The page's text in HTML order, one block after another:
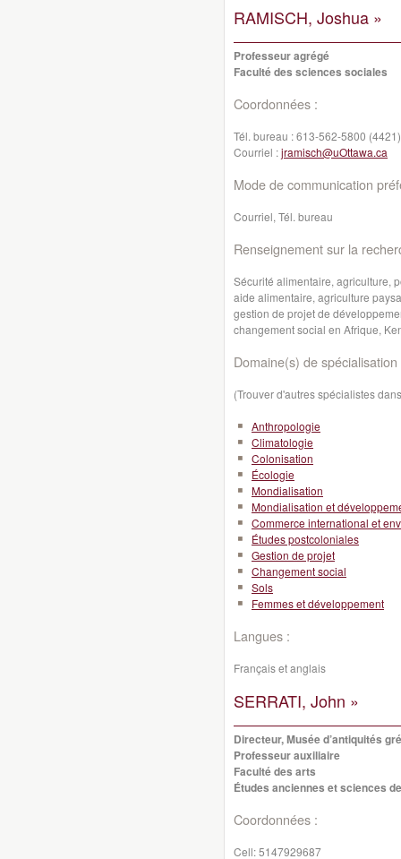
RAMISCH, Joshua »
Professeur agrégé
Faculté des sciences sociales
Coordonnées :
Tél. bureau :613-562-5800 (4421)
Courriel :jramisch@uOttawa.ca
Mode de communication
Courriel, Tél. bureau
Renseignement sur la
Sécurité alimentaire, agriculture,
aide alimentaire, agriculture
gestion de projet de
changement social en Afrique,
Domaine(s) de spécialisation
(Trouver d'autres spécialistes
Anthropologie
Climatologie
Colonisation
Écologie
Mondialisation
Mondialisation et
Commerce international et
Études postcoloniales
Gestion de projet
Changement social
Sols
Femmes et développement
Langues :
Français et anglais
SERRATI, John »
Directeur, Musée d’antiquités
Professeur auxiliaire
Faculté des arts
Études anciennes et sciences
Coordonnées :
Cell:5147929687